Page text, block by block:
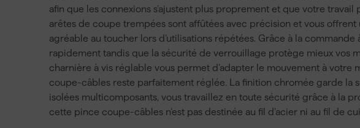
afin que les connexions s’ajustent plus proprement et que votre travail
arêtes de coupe trempées sont affûtées avec précision et vous
agréable au toucher lors d’utilisations répétées. Grâce à la commande
rapidement tandis que la sécurité de verrouillage protège mieux vos
charnière à vis réglable vous permet d’adapter le mouvement à votre
coupe-câbles reste parfaitement réglée. La finition chromée garde la
isolées multicomposants, vous travaillez en toute sécurité grâce à la
cette pince coupe-câbles n’est pas destinée au fil d’acier ni au fil de